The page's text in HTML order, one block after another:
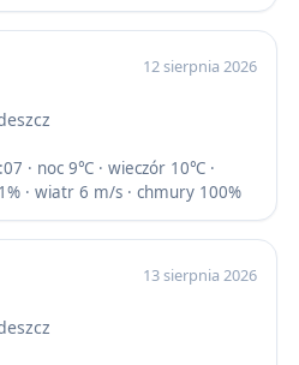
12 sierpnia 2026
· noc 9℃ · wieczór 10℃ ·
· wiatr 6 m/s · chmury 100%
13 sierpnia 2026